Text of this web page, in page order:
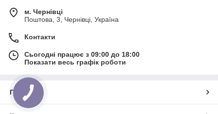
м. Чернівці
Поштова, 3, Чернівці, Україна
Контакти
Сьогодні працює з 09:00 до 18:00
Показати весь графік роботи
Про нас